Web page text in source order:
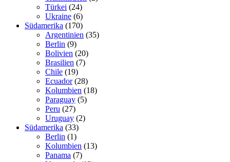
Türkei (24)
Ukraine (6)
Südamerika (170)
Argentinien (35)
Berlin (9)
Bolivien (20)
Brasilien (7)
Chile (19)
Ecuador(28)
Kolumbien (18)
Paraguay (5)
Peru (27)
Uruguay (2)
Südamerika (33)
Berlin (1)
Kolumbien (13)
Panama (7)